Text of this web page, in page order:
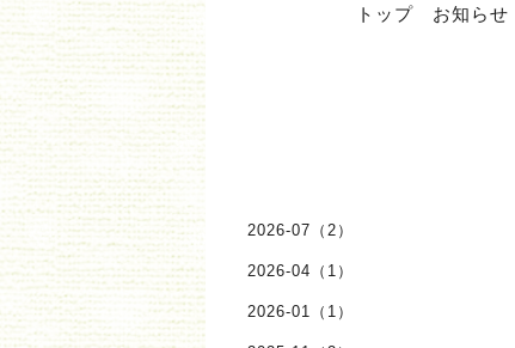
トップ お知らせ
2026-07（2）
2026-04（1）
2026-01（1）